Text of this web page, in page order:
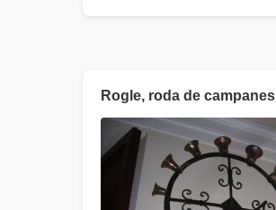
Rogle, roda de campanes